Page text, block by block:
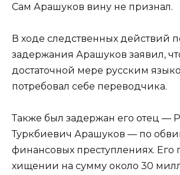
Сам Арашуков вину не признал.
В ходе следственных действий
задержания Арашуков заявил,
достаточной мере русским
потребовал себе переводчика.
Также был задержан его отец —
Туркбиевич Арашуков — по
финансовых преступлениях. Его
хищении на сумму около 30